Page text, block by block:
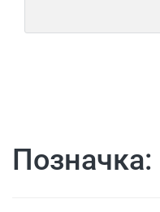
Позначка: